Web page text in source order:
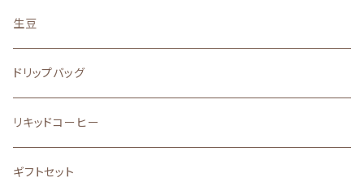
地域別
中南米
アフリカ
味わい
フルーティーな酸味を楽しむ
バランスの良い味と香り
ストレート
ブレンド
生豆
ドリップバッグ
リキッドコーヒー
ギフトセット